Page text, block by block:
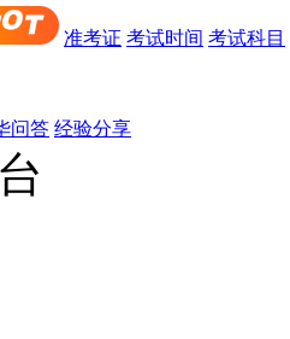
准考证 考试时间 考试科目
问答 经验分享